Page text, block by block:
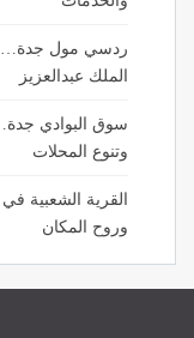
ردسي مول جدة…
الملك عبدالعزيز
سوق البوادي
وتنوع المحلات
القرية الشعبية
وروح المكان